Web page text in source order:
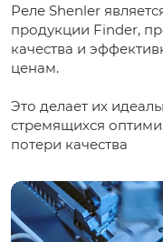
Реле Shenler
продукции Finder,
качества и
ценам.
Это делает их
стремящихся
потери качества